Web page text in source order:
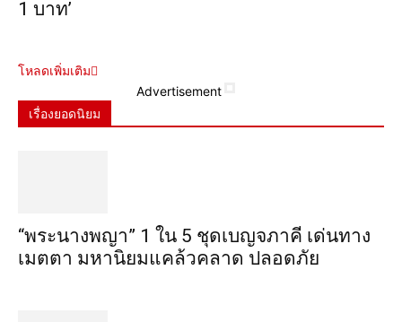
1 บาท’
โหลดเพิ่มเติม
Advertisement
เรื่องยอดนิยม
“พระ​นาง​พญา” 1 ใน 5​ ชุดเบญจ​ภาคี​ เด่นทาง
เมตตา​ มหา​นิยม​แคล้วคลาด​ ปลอดภัย​